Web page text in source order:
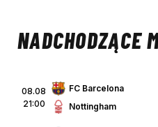
NADCHODZĄCE
08.08
21:00
FC Barcelona
Nottingham